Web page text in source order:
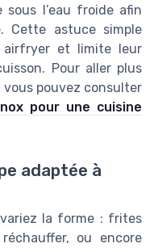
l’eau froide afin
Cette astuce simple
et limite leur
Pour aller plus
vous pouvez consulter
pour une cuisine
adaptée à
la forme : frites
ou encore